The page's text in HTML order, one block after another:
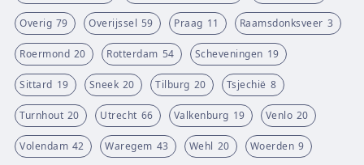
Overig 79 Overijssel 59 Praag 11 Raamsdonksveer 3
Roermond 20 Rotterdam 54 Scheveningen 19
Sittard 19 Sneek 20 Tilburg 20 Tsjechië 8
Turnhout 20 Utrecht 66 Valkenburg 19 Venlo 20
Volendam 42 Waregem 43 Wehl 20 Woerden 9